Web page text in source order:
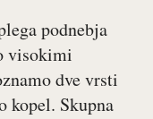
podnebja
visokimi
dve vrsti
kopel. Skupna